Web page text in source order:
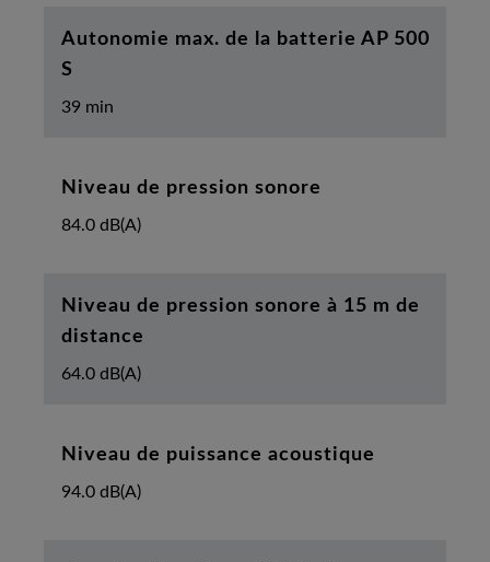
Autonomie max. de la batterie AP 500
S
39 min
Niveau de pression sonore
84.0 dB(A)
Niveau de pression sonore à 15 m de
distance
64.0 dB(A)
Niveau de puissance acoustique
94.0 dB(A)